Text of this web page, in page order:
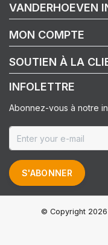
VANDERHOEVEN
MON COMPTE
SOUTIEN À LA
INFOLETTRE
Abonnez-vous à notre
S'ABONNER
© Copyright 2026